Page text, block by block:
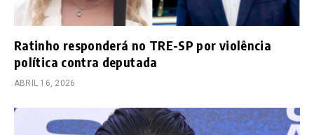
Ratinho responderá no TRE-SP por violência
política contra deputada
ABRIL 16, 2026